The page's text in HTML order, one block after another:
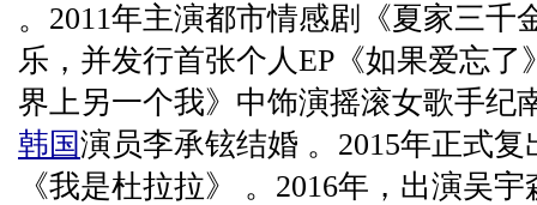
。2011年主演都市情感剧《夏家三千
乐，并发行首张个人EP《如果爱忘了
界上另一个我》中饰演摇滚女歌手纪
韩国演员李承铉结婚 。2015年正式
《我是杜拉拉》 。2016年，出演吴